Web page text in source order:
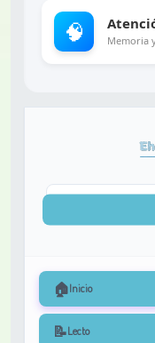
🧠 Memoria
🏠Inicio
📝Lecto